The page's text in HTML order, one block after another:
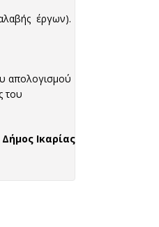
έργων).
απολογισμού
του
Δήμος Ικαρίας